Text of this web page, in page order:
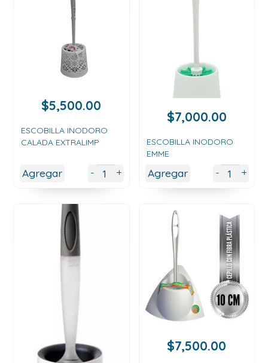
$5,500.00
ESCOBILLA INODORO
CALADA EXTRALIMP
Agregar - +
$7,000.00
ESCOBILLA INODORO
EMME
Agregar - +
$7,500.00